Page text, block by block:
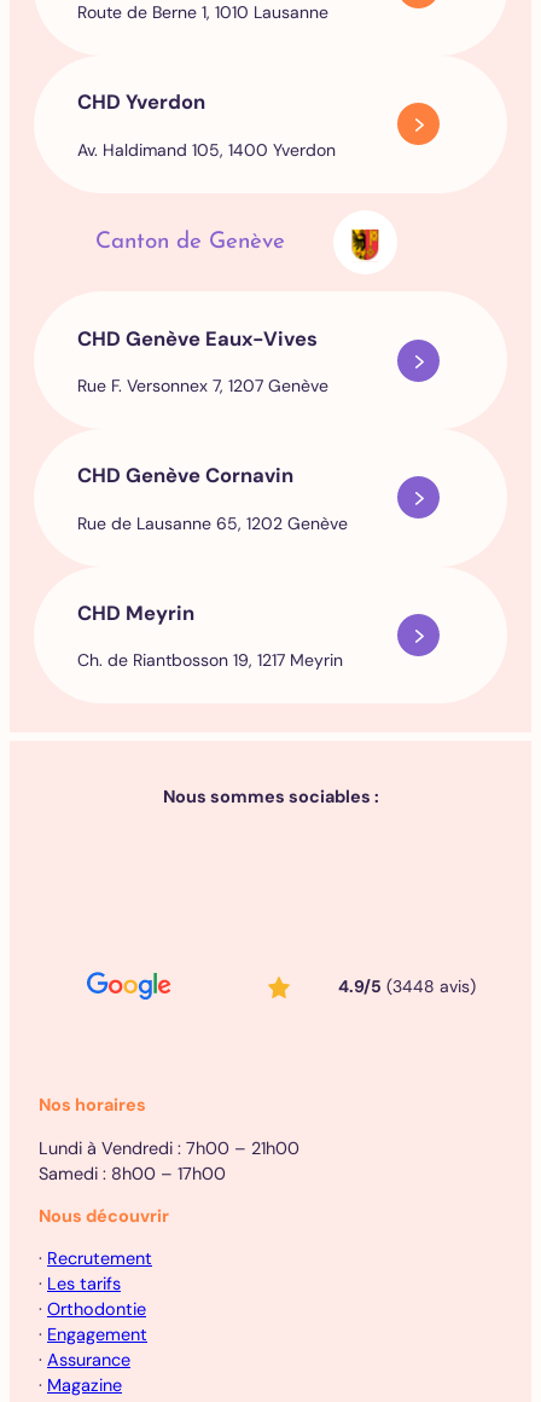
Route de Berne 1, 1010 Lausanne
CHD Yverdon
Av. Haldimand 105, 1400 Yverdon
Canton de Genève
CHD Genève Eaux-Vives
Rue F. Versonnex 7, 1207 Genève
CHD Genève Cornavin
Rue de Lausanne 65, 1202 Genève
CHD Meyrin
Ch. de Riantbosson 19, 1217 Meyrin
Nous sommes sociables :
4.9/5 (3448 avis)
Nos horaires
Lundi à Vendredi : 7h00 – 21h00
Samedi : 8h00 – 17h00
Nous découvrir
· Recrutement
· Les tarifs
· Orthodontie
· Engagement
· Assurance
· Magazine